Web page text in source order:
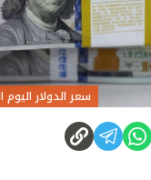
سعر الدولار اليوم